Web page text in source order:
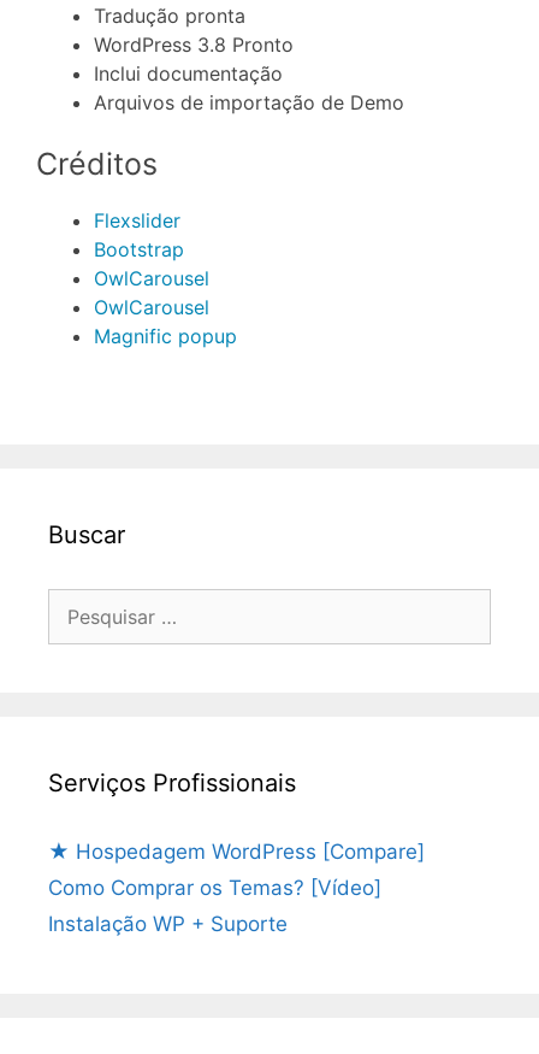
Tradução pronta
WordPress 3.8 Pronto
Inclui documentação
Arquivos de importação de Demo
Créditos
Flexslider
Bootstrap
OwlCarousel
OwlCarousel
Magnific popup
Buscar
Serviços Profissionais
★ Hospedagem WordPress [Compare]
Como Comprar os Temas? [Vídeo]
Instalação WP + Suporte